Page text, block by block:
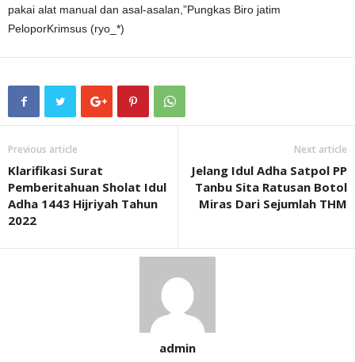
pakai alat manual dan asal-asalan,”Pungkas Biro jatim
PeloporKrimsus (ryo_*)
Previous article
Klarifikasi Surat
Pemberitahuan Sholat Idul
Adha 1443 Hijriyah Tahun
2022
Next article
Jelang Idul Adha Satpol PP
Tanbu Sita Ratusan Botol
Miras Dari Sejumlah THM
admin